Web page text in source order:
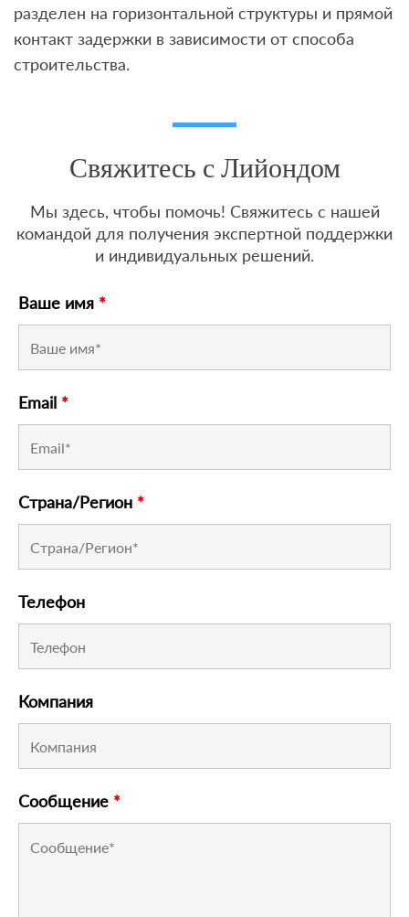
разделен на горизонтальной структуры и прямой
контакт задержки в зависимости от способа
строительства.
Свяжитесь с Лийондом
Мы здесь, чтобы помочь! Свяжитесь с нашей
командой для получения экспертной поддержки
и индивидуальных решений.
Ваше имя *
Email *
Страна/Регион *
Телефон
Компания
Сообщение *